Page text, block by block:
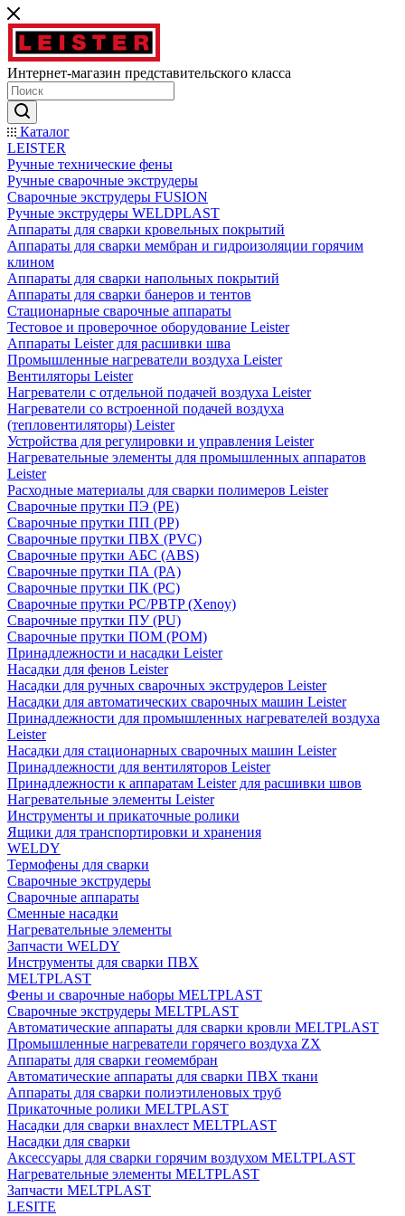
Интернет-магазин представительского класса
Каталог
LEISTER
Ручные технические фены
Ручные сварочные экструдеры
Сварочные экструдеры FUSION
Ручные экструдеры WELDPLAST
Аппараты для сварки кровельных покрытий
Аппараты для сварки мембран и гидроизоляции горячим
клином
Аппараты для сварки напольных покрытий
Аппараты для сварки банеров и тентов
Стационарные сварочные аппараты
Тестовое и проверочное оборудование Leister
Аппараты Leister для расшивки шва
Промышленные нагреватели воздуха Leister
Вентиляторы Leister
Нагреватели с отдельной подачей воздуха Leister
Нагреватели со встроенной подачей воздуха
(тепловентиляторы) Leister
Устройства для регулировки и управления Leister
Нагревательные элементы для промышленных аппаратов
Leister
Расходные материалы для сварки полимеров Leister
Сварочные прутки ПЭ (PE)
Сварочные прутки ПП (PP)
Сварочные прутки ПВХ (PVC)
Сварочные прутки АБС (ABS)
Сварочные прутки ПА (PA)
Сварочные прутки ПК (PC)
Сварочные прутки PC/PBTP (Xenoy)
Сварочные прутки ПУ (PU)
Сварочные прутки ПОМ (POM)
Принадлежности и насадки Leister
Насадки для фенов Leister
Насадки для ручных сварочных экструдеров Leister
Насадки для автоматических сварочных машин Leister
Принадлежности для промышленных нагревателей воздуха
Leister
Насадки для стационарных сварочных машин Leister
Принадлежности для вентиляторов Leister
Принадлежности к аппаратам Leister для расшивки швов
Нагревательные элементы Leister
Инструменты и прикаточные ролики
Ящики для транспортировки и хранения
WELDY
Термофены для сварки
Сварочные экструдеры
Сварочные аппараты
Сменные насадки
Нагревательные элементы
Запчасти WELDY
Инструменты для сварки ПВХ
MELTPLAST
Фены и сварочные наборы MELTPLAST
Сварочные экструдеры MELTPLAST
Автоматические аппараты для сварки кровли MELTPLAST
Промышленные нагреватели горячего воздуха ZX
Аппараты для сварки геомембран
Автоматические аппараты для сварки ПВХ ткани
Аппараты для сварки полиэтиленовых труб
Прикаточные ролики MELTPLAST
Насадки для сварки внахлест MELTPLAST
Насадки для сварки
Аксессуары для сварки горячим воздухом MELTPLAST
Нагревательные элементы MELTPLAST
Запчасти MELTPLAST
LESITE